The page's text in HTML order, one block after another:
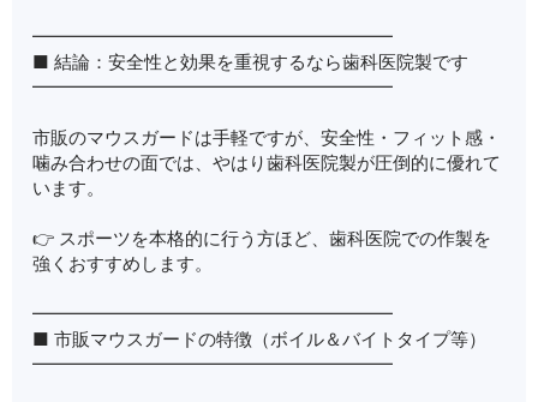
━━━━━━━━━━━━━━━━━━━━
■ 結論：安全性と効果を重視するなら歯科医院製です
━━━━━━━━━━━━━━━━━━━━
市販のマウスガードは手軽ですが、安全性・フィット感・
噛み合わせの面では、やはり歯科医院製が圧倒的に優れて
います。
👉 スポーツを本格的に行う方ほど、歯科医院での作製を
強くおすすめします。
━━━━━━━━━━━━━━━━━━━━
■ 市販マウスガードの特徴（ボイル＆バイトタイプ等）
━━━━━━━━━━━━━━━━━━━━